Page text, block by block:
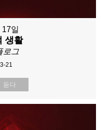
일
생활
로그
21
듣다